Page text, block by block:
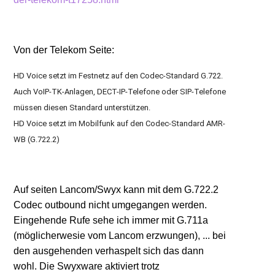
Von der Telekom Seite:
HD Voice setzt im Festnetz auf den Codec-Standard G.722.
Auch VoIP-TK-Anlagen, DECT-IP-Telefone oder SIP-Telefone
müssen diesen Standard unterstützen.
HD Voice setzt im Mobilfunk auf den Codec-Standard AMR-
WB (G.722.2)
Auf seiten Lancom/Swyx kann mit dem G.722.2
Codec outbound nicht umgegangen werden.
Eingehende Rufe sehe ich immer mit G.711a
(möglicherwesie vom Lancom erzwungen), ... bei
den ausgehenden verhaspelt sich das dann
wohl. Die Swyxware aktiviert trotz